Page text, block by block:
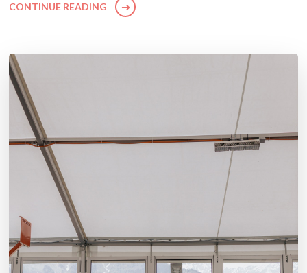
CONTINUE READING